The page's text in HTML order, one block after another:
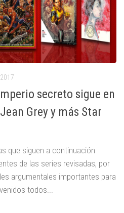
secreto sigue en
Grey y más Star
que siguen a continuación
de las series revisadas, por
argumentales importantes para
todos...